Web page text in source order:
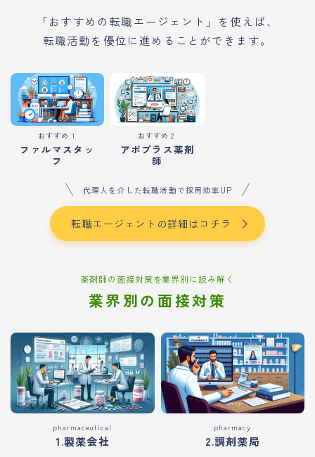
「おすすめの転職エージェント」を使えば、
転職活動を優位に進めることができます。
おすすめ１
ファルマスタッ
フ
おすすめ２
アポプラス薬剤
師
代理人を介した転職活動で採用効率UP
転職エージェントの詳細はコチラ
薬剤師の面接対策を業界別に読み解く
業界別の面接対策
pharmaceutical
1.製薬会社
pharmacy
2.調剤薬局